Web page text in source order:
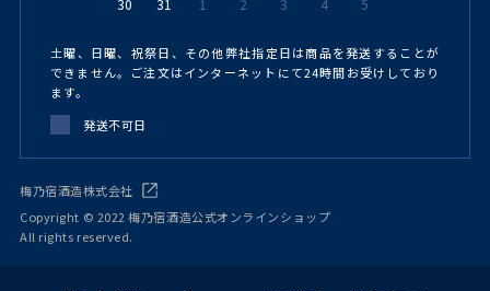
30 31 1 2 3 4 5
土曜、日曜、祝祭日、その他弊社指定日は商品を発送することが
できません。ご注文はインターネットにて24時間お受けしており
ます。
発送不可日
梅乃宿酒造株式会社
Copyright © 2022 梅乃宿酒造公式オンラインショップ
All rights reserved.